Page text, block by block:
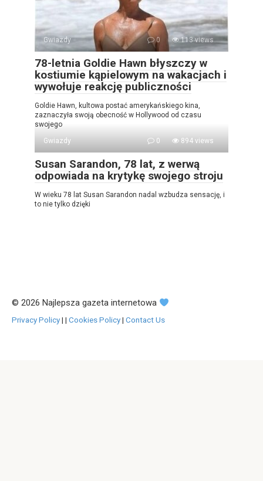
Gwiazdy 0 113 views
78-letnia Goldie Hawn błyszczy w
kostiumie kąpielowym na wakacjach i
wywołuje reakcję publiczności
Goldie Hawn, kultowa postać amerykańskiego kina,
zaznaczyła swoją obecność w Hollywood od czasu
swojego
Gwiazdy
0 894 views
Susan Sarandon, 78 lat, z werwą
odpowiada na krytykę swojego stroju
W wieku 78 lat Susan Sarandon nadal wzbudza sensację, i
to nie tylko dzięki
© 2026 Najlepsza gazeta internetowa
Privacy Policy| | Cookies Policy| Contact Us